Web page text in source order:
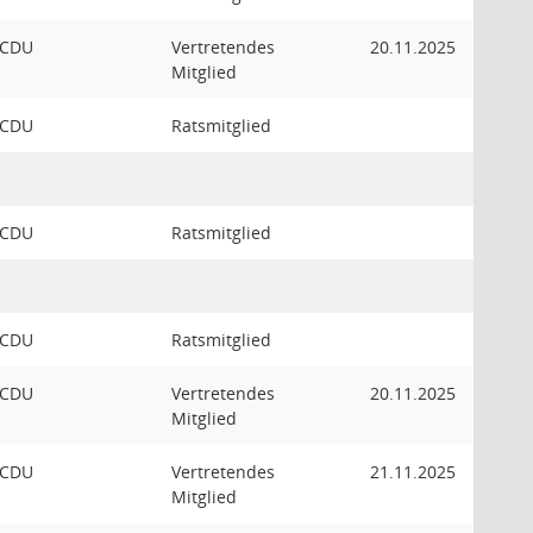
CDU
Vertretendes
Mitglied
20.11.2025
CDU Ratsmitglied
CDU Ratsmitglied
CDU Ratsmitglied
CDU
Vertretendes
Mitglied
20.11.2025
CDU
Vertretendes
Mitglied
21.11.2025